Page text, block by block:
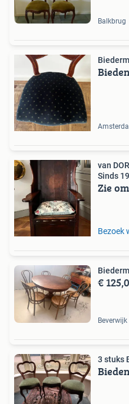
Balkbrug
Bieden
van
Sinds
Zie
Bezoek
€
Beverwijk
3 stuks
Bieden